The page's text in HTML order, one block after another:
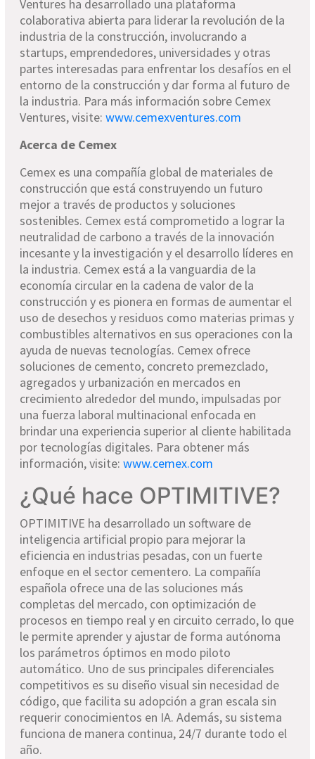
Ventures ha desarrollado una plataforma
colaborativa abierta para liderar la revolución de la
industria de la construcción, involucrando a
startups, emprendedores, universidades y otras
partes interesadas para enfrentar los desafíos en el
entorno de la construcción y dar forma al futuro de
la industria. Para más información sobre Cemex
Ventures, visite:www.cemexventures.com
Acerca de Cemex
Cemex es una compañía global de materiales de
construcción que está construyendo un futuro
mejor a través de productos y soluciones
sostenibles. Cemex está comprometido a lograr la
neutralidad de carbono a través de la innovación
incesante y la investigación y el desarrollo líderes en
la industria. Cemex está a la vanguardia de la
economía circular en la cadena de valor de la
construcción y es pionera en formas de aumentar el
uso de desechos y residuos como materias primas y
combustibles alternativos en sus operaciones con la
ayuda de nuevas tecnologías. Cemex ofrece
soluciones de cemento, concreto premezclado,
agregados y urbanización en mercados en
crecimiento alrededor del mundo, impulsadas por
una fuerza laboral multinacional enfocada en
brindar una experiencia superior al cliente habilitada
por tecnologías digitales. Para obtener más
información, visite:www.cemex.com
¿Qué hace OPTIMITIVE?
OPTIMITIVE ha desarrollado un software de
inteligencia artificial propio para mejorar la
eficiencia en industrias pesadas, con un fuerte
enfoque en el sector cementero. La compañía
española ofrece una de las soluciones más
completas del mercado, con optimización de
procesos en tiempo real y en circuito cerrado, lo que
le permite aprender y ajustar de forma autónoma
los parámetros óptimos en modo piloto
automático. Uno de sus principales diferenciales
competitivos es su diseño visual sin necesidad de
código, que facilita su adopción a gran escala sin
requerir conocimientos en IA. Además, su sistema
funciona de manera continua, 24/7 durante todo el
año.